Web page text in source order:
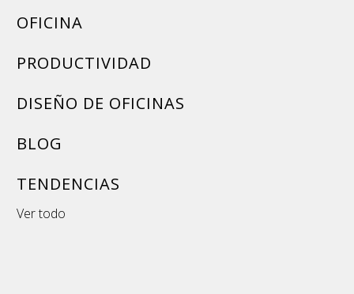
OFICINA
PRODUCTIVIDAD
DISEÑO DE OFICINAS
BLOG
TENDENCIAS
Ver todo